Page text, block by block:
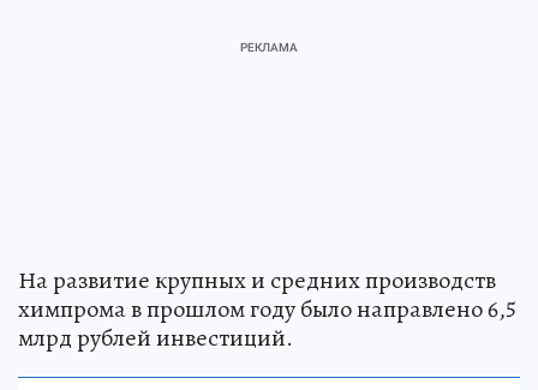
На развитие крупных и средних производств
химпрома в прошлом году было направлено 6,5
млрд рублей инвестиций.